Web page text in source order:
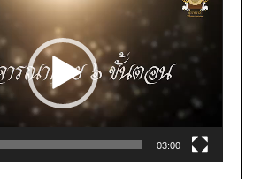
03:00